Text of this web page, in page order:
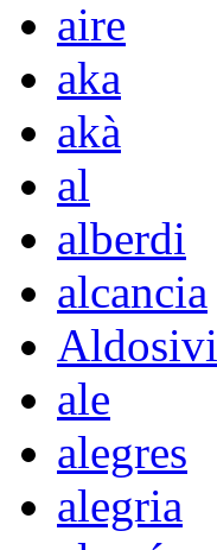
aire
aka
akà
al
alberdi
alcancia
Aldosivi
ale
alegres
alegria